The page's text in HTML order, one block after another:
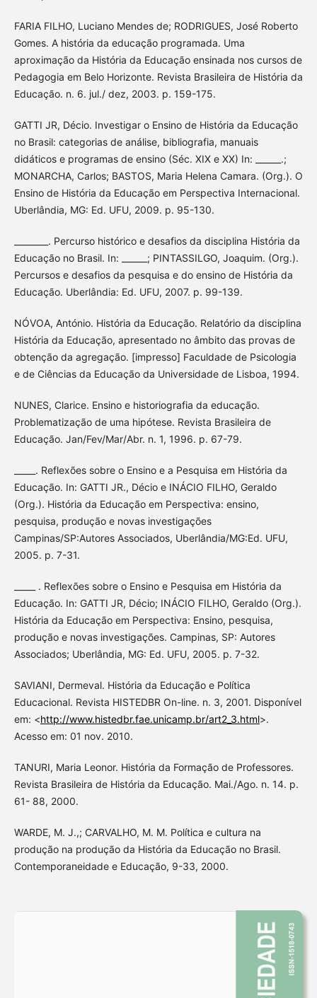
FARIA FILHO, Luciano Mendes de; RODRIGUES, José Roberto
Gomes. A história da educação programada. Uma
aproximação da História da Educação ensinada nos cursos de
Pedagogia em Belo Horizonte. Revista Brasileira de História da
Educação. n. 6. jul./ dez, 2003. p. 159-175.
GATTI JR, Décio. Investigar o Ensino de História da Educação
no Brasil: categorias de análise, bibliografia, manuais
didáticos e programas de ensino (Séc. XIX e XX) In: ______.;
MONARCHA, Carlos; BASTOS, Maria Helena Camara. (Org.). O
Ensino de História da Educação em Perspectiva Internacional.
Uberlândia, MG: Ed. UFU, 2009. p. 95-130.
________. Percurso histórico e desafios da disciplina História da
Educação no Brasil. In: ______; PINTASSILGO, Joaquim. (Org.).
Percursos e desafios da pesquisa e do ensino de História da
Educação. Uberlândia: Ed. UFU, 2007. p. 99-139.
NÓVOA, António. História da Educação. Relatório da disciplina
História da Educação, apresentado no âmbito das provas de
obtenção da agregação. [impresso] Faculdade de Psicologia
e de Ciências da Educação da Universidade de Lisboa, 1994.
NUNES, Clarice. Ensino e historiografia da educação.
Problematização de uma hipótese. Revista Brasileira de
Educação. Jan/Fev/Mar/Abr. n. 1, 1996. p. 67-79.
_____. Reflexões sobre o Ensino e a Pesquisa em História da
Educação. In: GATTI JR., Décio e INÁCIO FILHO, Geraldo
(Org.). História da Educação em Perspectiva: ensino,
pesquisa, produção e novas investigações
Campinas/SP:Autores Associados, Uberlândia/MG:Ed. UFU,
2005. p. 7-31.
_____ . Reflexões sobre o Ensino e Pesquisa em História da
Educação. In: GATTI JR, Décio; INÁCIO FILHO, Geraldo (Org.).
História da Educação em Perspectiva: Ensino, pesquisa,
produção e novas investigações. Campinas, SP: Autores
Associados; Uberlândia, MG: Ed. UFU, 2005. p. 7-32.
SAVIANI, Dermeval. História da Educação e Política
Educacional. Revista HISTEDBR On-line. n. 3, 2001. Disponível
em: <http://www.histedbr.fae.unicamp.br/art2_3.html>.
Acesso em: 01 nov. 2010.
TANURI, Maria Leonor. História da Formação de Professores.
Revista Brasileira de História da Educação. Mai./Ago. n. 14. p.
61- 88, 2000.
WARDE, M. J.,; CARVALHO, M. M. Política e cultura na
produção na produção da História da Educação no Brasil.
Contemporaneidade e Educação, 9-33, 2000.